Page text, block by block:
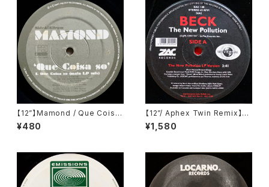
【12”】Mamond / Que Coisa
So? (Far Out Recordings)
(FARO 056)
¥480
【12”/ Aphex Twin Remix】B
eck / The New Pollution (Z
ac Records) (ZAC 148)
¥1,580